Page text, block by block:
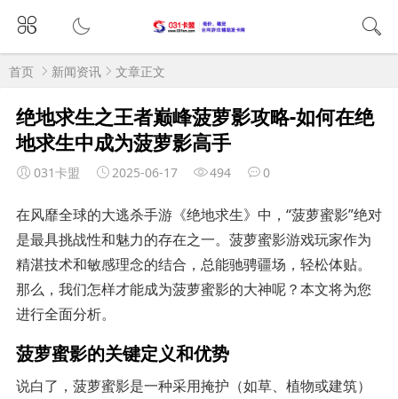
首页 新闻资讯 文章正文
绝地求生之王者巅峰菠萝影攻略-如何在绝
地求生中成为菠萝影高手
031卡盟 2025-06-17 494 0
在风靡全球的大逃杀手游《绝地求生》中，“菠萝蜜影”绝对
是最具挑战性和魅力的存在之一。菠萝蜜影游戏玩家作为
精湛技术和敏感理念的结合，总能驰骋疆场，轻松体贴。
那么，我们怎样才能成为菠萝蜜影的大神呢？本文将为您
进行全面分析。
菠萝蜜影的关键定义和优势
说白了，菠萝蜜影是一种采用掩护（如草、植物或建筑）